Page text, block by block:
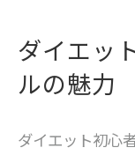
日立の
ポートの
実体験
ダイエッ
ルの魅力
ダイエット初心